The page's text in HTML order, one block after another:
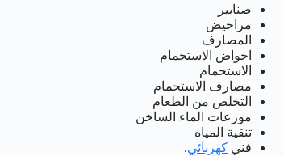
صنابير
مراحيض
المصارف
احواض الاستحمام
الاستحمام
مصارف الاستحمام
التخلص من الطعام
موزعات الماء الساخن
تنقية المياه
فني كهربائي.